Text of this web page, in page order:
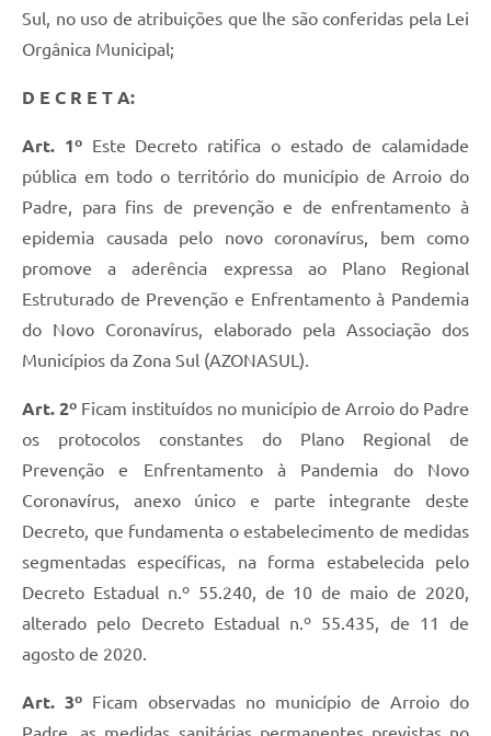
Sul, no uso de atribuições que lhe são conferidas pela Lei
Orgânica Municipal;
D E C R E T A:
Art. 1ºEste Decreto ratifica o estado de calamidade
pública em todo o território do município de Arroio do
Padre, para fins de prevenção e de enfrentamento à
epidemia causada pelo novo coronavírus, bem como
promove a aderência expressa ao Plano Regional
Estruturado de Prevenção e Enfrentamento à Pandemia
do Novo Coronavírus, elaborado pela Associação dos
Municípios da Zona Sul (AZONASUL).
Art. 2º Ficam instituídos no município de Arroio do Padre
os protocolos constantes do Plano Regional de
Prevenção e Enfrentamento à Pandemia do Novo
Coronavírus, anexo único e parte integrante deste
Decreto, que fundamenta o estabelecimento de medidas
segmentadas específicas, na forma estabelecida pelo
Decreto Estadual n.º 55.240, de 10 de maio de 2020,
alterado pelo Decreto Estadual n.º 55.435, de 11 de
agosto de 2020.
Art. 3º Ficam observadas no município de Arroio do